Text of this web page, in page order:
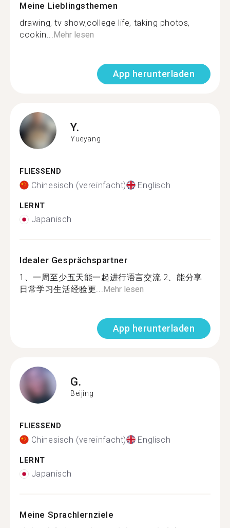
Meine Lieblingsthemen
drawing, tv show,college life, taking photos,
cookin...Mehr lesen
App herunterladen
Y.
Yueyang
FLIESSEND
Chinesisch (vereinfacht) Englisch
LERNT
Japanisch
Idealer Gesprächspartner
1、一周至少五天能一起进行语言交流 2、能分享
日常学习生活经验更...Mehr lesen
App herunterladen
G.
Beijing
FLIESSEND
Chinesisch (vereinfacht) Englisch
LERNT
Japanisch
Meine Sprachlernziele